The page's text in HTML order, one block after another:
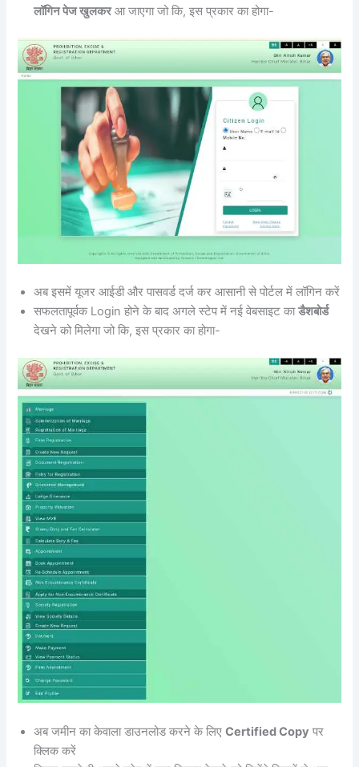
लॉगिन पेज खुलकरआ जाएगा जो कि, इस प्रकार का होगा-
अब इसमें यूजर आईडी और पासवर्ड दर्ज कर आसानी से पोर्टल में लॉगिन करें
सफलतापूर्वक Login होने के बाद अगले स्टेप में नई वेबसाइट काडैशबोर्ड
देखने को मिलेगा जो कि, इस प्रकार का होगा-
अब जमीन का केवाला डाउनलोड करने के लिएCertified Copy पर
क्लिक करें